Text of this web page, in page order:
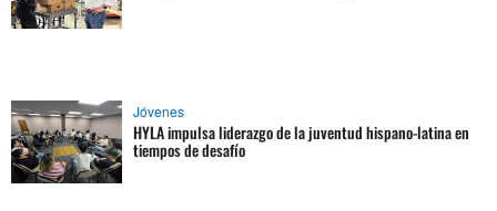
Jóvenes
HYLA impulsa liderazgo de la juventud hispano-latina en
tiempos de desafío